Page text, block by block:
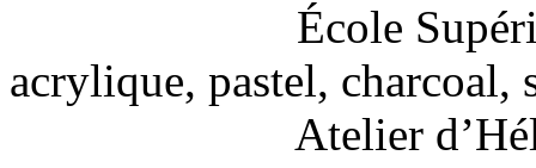
École Supérieure
acrylique, pastel, charcoal,
Atelier d’Héléna